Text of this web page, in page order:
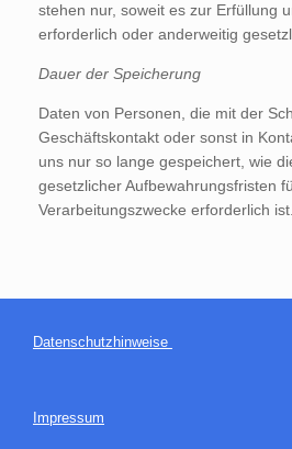
stehen nur, soweit es zur Erfüllung
erforderlich oder anderweitig
Dauer der Speicherung
Daten von Personen, die mit der
Geschäftskontakt oder sonst in
uns nur so lange gespeichert, wie
gesetzlicher Aufbewahrungsfristen
Verarbeitungszwecke erforderlich ist.
Datenschutzhinweise
Impressum